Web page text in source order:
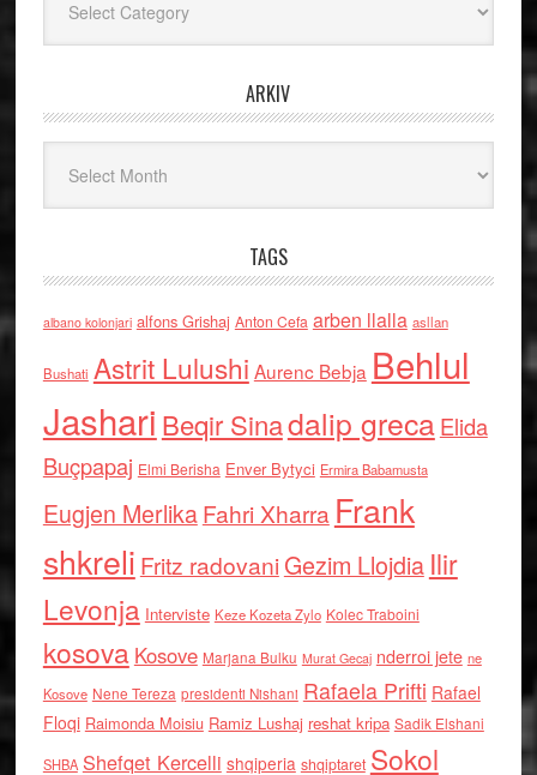
ARKIV
TAGS
albano kolonjari alfons Grishaj Anton Cefa arben llalla asllan
Bushati Astrit Lulushi Aurenc Bebja Behlul
Jashari Beqir Sinadalip grecaElida
Buçpapaj Elmi Berisha Enver Bytyci Ermira Babamusta
Eugjen MerlikaFahri Xharra Frank
shkreli Fritz radovaniGezim Llojdia Ilir
Levonja Interviste Keze Kozeta Zylo Kolec Traboini
kosova Kosove Marjana Bulku Murat Gecaj nderroi jete ne
Kosove Nene Tereza presidenti Nishani Rafaela Prifti Rafael
Floqi Raimonda Moisiu Ramiz Lushaj reshat kripa Sadik Elshani
SHBA Shefqet Kercelli shqiperia shqiptaret Sokol